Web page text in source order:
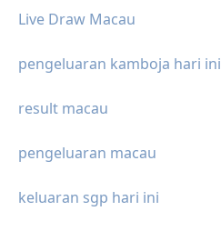
Live Draw Macau
pengeluaran kamboja hari ini
result macau
pengeluaran macau
keluaran sgp hari ini